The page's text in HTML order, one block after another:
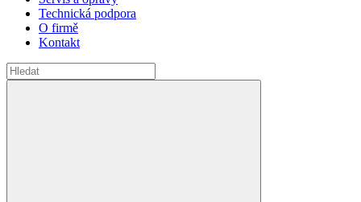
Technická podpora
O firmě
Kontakt